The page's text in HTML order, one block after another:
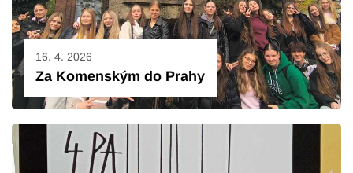
16. 4. 2026
Za Komenským do Prahy